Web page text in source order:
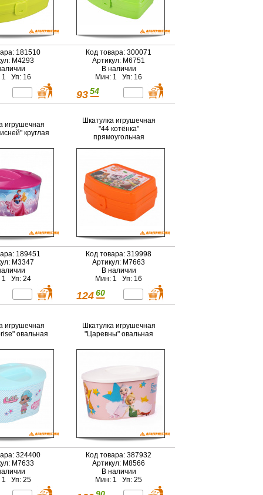
181510
М4293
1 Уп: 16
Код товара: 300071
Артикул: М6751
В наличии
Мин: 1 Уп: 16
93 54
игрушечная
круглая
189451
М3347
1 Уп: 24
Шкатулка игрушечная
"44 котёнка"
прямоугольная
Код товара: 319998
Артикул: М7663
В наличии
Мин: 1 Уп: 16
124 60
игрушечная
овальная
324400
М7633
1 Уп: 25
Шкатулка игрушечная
"Царевны" овальная
Код товара: 387932
Артикул: М8566
В наличии
Мин: 1 Уп: 25